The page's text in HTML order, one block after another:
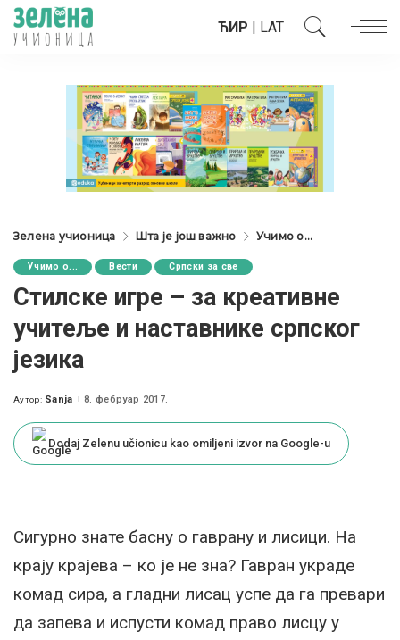
ЋИР | LAT
Зелена учионица Шта је још важно Учимо о...
Учимо о... Вести Српски за све
Стилске игре – за креативне
учитеље и наставнике српског
језика
Posted
Аутор: Sanja 8. фебруар 2017.
Dodaj Zelenu učionicu kao omiljeni izvor na Google-u
Сигурно знате басну о гаврану и лисици. На
крају крајева – ко је не зна? Гавран украде
комад сира, а гладни лисац успе да га превари
да запева и испусти комад право лисцу у